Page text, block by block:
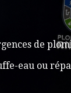
de
eau ou